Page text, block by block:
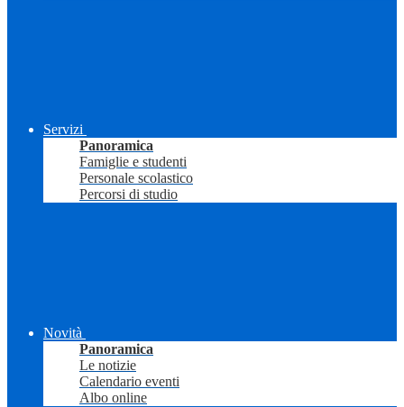
Servizi
Panoramica
Famiglie e studenti
Personale scolastico
Percorsi di studio
Novità
Panoramica
Le notizie
Calendario eventi
Albo online